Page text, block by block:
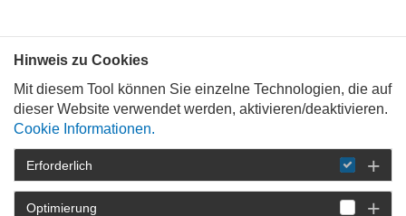
STARTSEITE
BÜROPROFILE
Hinweis zu Cookies
Mit diesem Tool können Sie einzelne Technologien, die auf
dieser Website verwendet werden, aktivieren/deaktivieren.
Cookie Informationen.
Erforderlich
Optimierung